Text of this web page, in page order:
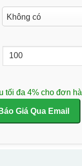
tối đa 4% cho đơn
Giá Qua Email